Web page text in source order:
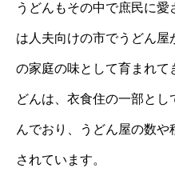
うどんもその中で庶民に
は人夫向けの市でうどん
の家庭の味として育まれて
どんは、衣食住の一部と
んでおり、うどん屋の数
されています。